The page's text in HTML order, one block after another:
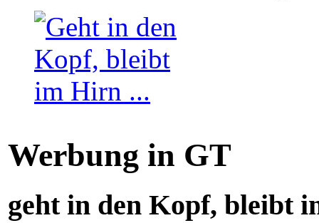
Werbung in GT
geht in den Kopf, bleibt